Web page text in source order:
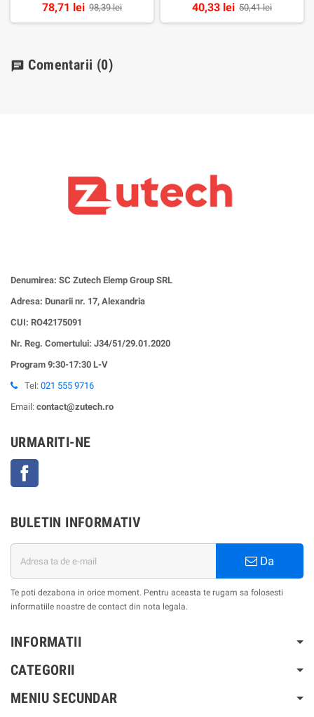
78,71 lei 98,39 lei 40,33 lei 50,41 lei
chat Comentarii (0)
Denumirea: SC Zutech Elemp Group SRL
Adresa: Dunarii nr. 17, Alexandria
CUI: RO42175091
Nr. Reg. Comertului: J34/51/29.01.2020
Program 9:30-17:30 L-V
Tel: 021 555 9716
Email: contact@zutech.ro
URMARITI-NE
BULETIN INFORMATIV
Da
Te poti dezabona in orice moment. Pentru aceasta te rugam sa folosesti
informatiile noastre de contact din nota legala.
INFORMATII
CATEGORII
MENIU SECUNDAR